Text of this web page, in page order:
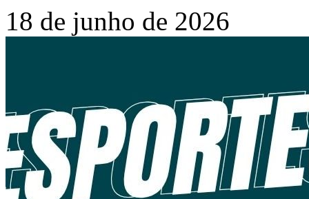
18 de junho de 2026